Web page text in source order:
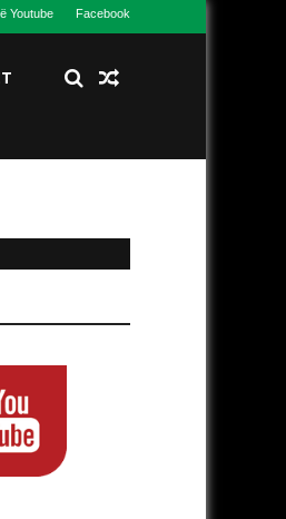
Youtube Facebook